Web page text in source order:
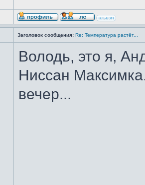
Заголовок сообщения: Re: Температура растёт...
Володь, это я,
Ниссан
вечер...